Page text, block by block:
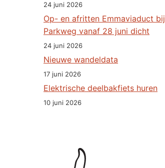
24 juni 2026
Op- en afritten Emmaviaduct bij
Parkweg vanaf 28 juni dicht
24 juni 2026
Nieuwe wandeldata
17 juni 2026
Elektrische deelbakfiets huren
10 juni 2026